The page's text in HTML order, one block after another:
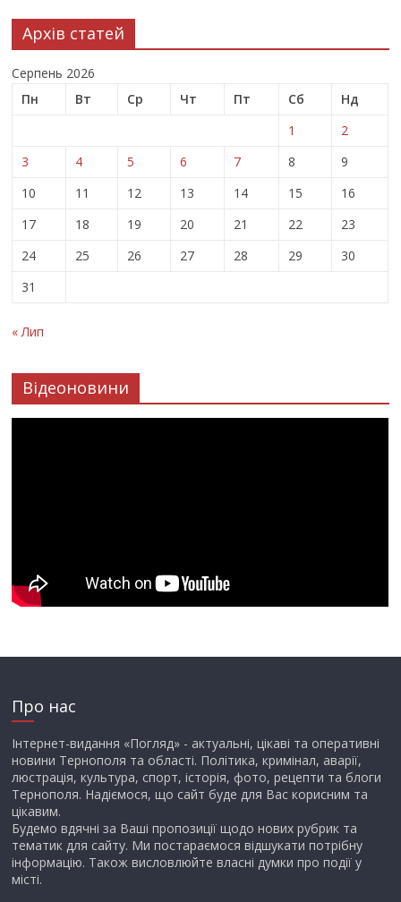
Архів статей
Серпень 2026
Пн
Вт Ср Чт Пт Сб
Нд
1
2
3
4 5 6 7 8
9
10
11 12 13 14 15
16
17
18 19 20 21 22
23
24
25 26 27 28 29
30
31
« Лип
Відеоновини
Про нас
Інтернет-видання «Погляд» - актуальні, цікаві та оперативні
новини Тернополя та області. Політика, кримінал, аварії,
люстрація, культура, спорт, історія, фото, рецепти та блоги
Тернополя. Надіємося, що сайт буде для Вас корисним та
цікавим.
Будемо вдячні за Ваші пропозиції щодо нових рубрик та
тематик для сайту. Ми постараємося відшукати потрібну
інформацію. Також висловлюйте власні думки про події у
місті.